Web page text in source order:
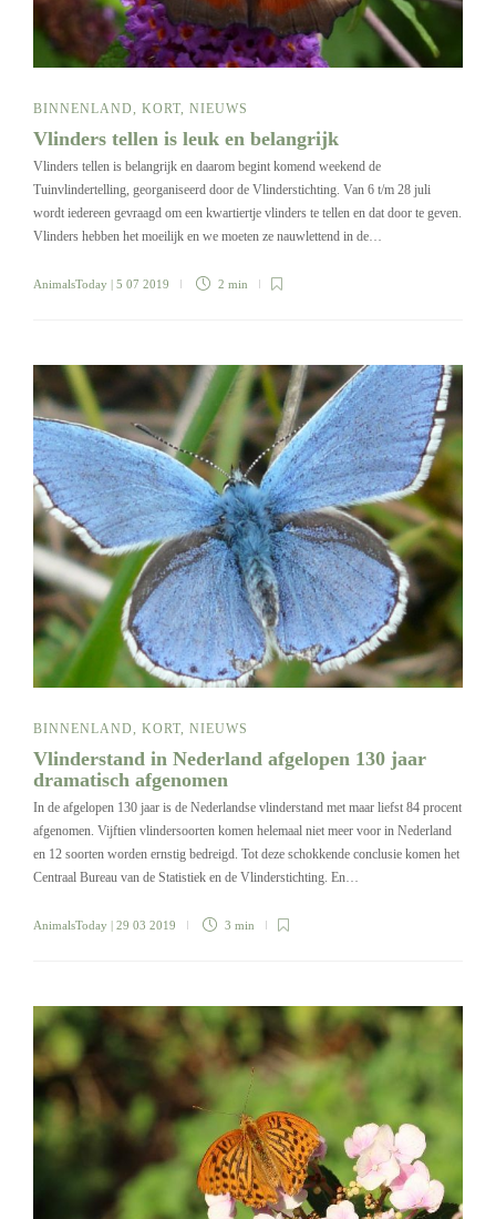
BINNENLAND, KORT, NIEUWS
Vlinders tellen is leuk en belangrijk
Vlinders tellen is belangrijk en daarom begint komend weekend de
Tuinvlindertelling, georganiseerd door de Vlinderstichting. Van 6 t/m 28 juli
wordt iedereen gevraagd om een kwartiertje vlinders te tellen en dat door te geven.
Vlinders hebben het moeilijk en we moeten ze nauwlettend in de…
AnimalsToday | 5 07 2019 2 min
BINNENLAND, KORT, NIEUWS
Vlinderstand in Nederland afgelopen 130 jaar
dramatisch afgenomen
In de afgelopen 130 jaar is de Nederlandse vlinderstand met maar liefst 84 procent
afgenomen. Vijftien vlindersoorten komen helemaal niet meer voor in Nederland
en 12 soorten worden ernstig bedreigd. Tot deze schokkende conclusie komen het
Centraal Bureau van de Statistiek en de Vlinderstichting. En…
AnimalsToday | 29 03 2019 3 min